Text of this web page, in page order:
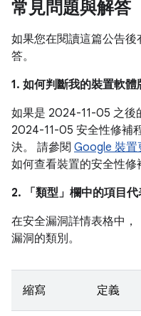
常見問題與解答
如果您在閱讀這篇公告
答。
1. 如何判斷我的裝置軟
如果是 2024-11-05 之後
2024-11-05 安全性修補
決。 請參閱 Google 裝置
如何查看裝置的安全性修
2. 「類型」 欄中的項目代
在安全漏洞詳情表格中，
漏洞的類別。
縮寫 定義